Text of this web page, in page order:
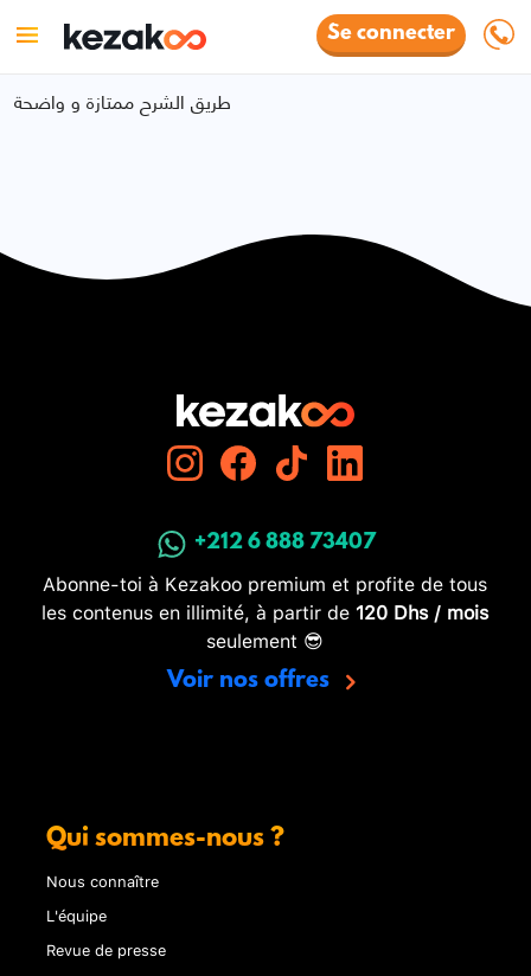
Se connecter
طريق الشرح ممتازة و واضحة
+212 6 888 73407
Abonne-toi à Kezakoo premium et profite de tous
les contenus en illimité, à partir de 120 Dhs / mois
seulement 😎
Voir nos offres
Qui sommes-nous ?
Nous connaître
L'équipe
Revue de presse